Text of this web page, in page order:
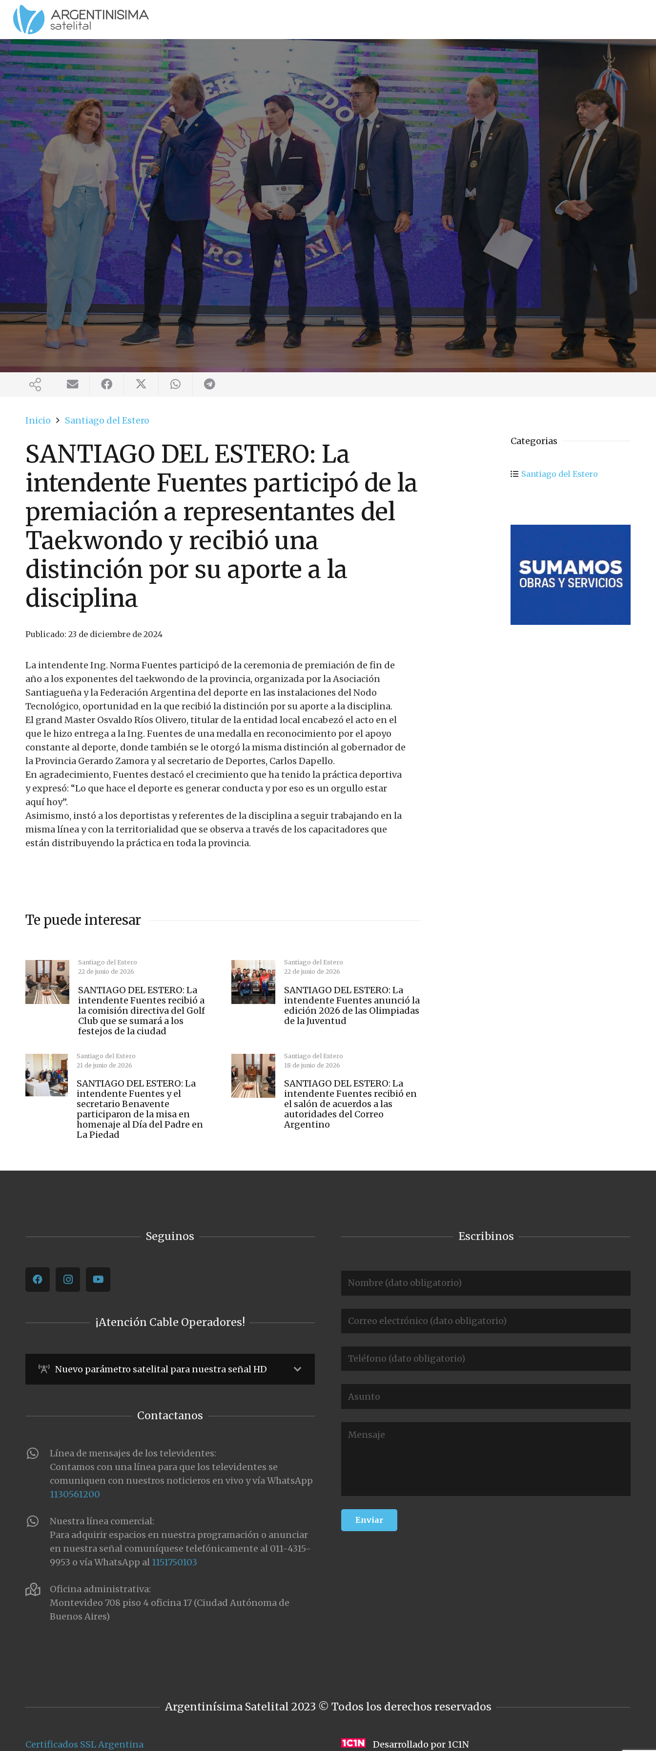
Inicio Santiago del Estero
SANTIAGO DEL ESTERO: La
intendente Fuentes participó de la
premiación a representantes del
Taekwondo y recibió una
distinción por su aporte a la
disciplina
Publicado: 23 de diciembre de 2024
La intendente Ing. Norma Fuentes participó de la ceremonia de premiación de fin de
año a los exponentes del taekwondo de la provincia, organizada por la Asociación
Santiagueña y la Federación Argentina del deporte en las instalaciones del Nodo
Tecnológico, oportunidad en la que recibió la distinción por su aporte a la disciplina.
El grand Master Osvaldo Ríos Olivero, titular de la entidad local encabezó el acto en el
que le hizo entrega a la Ing. Fuentes de una medalla en reconocimiento por el apoyo
constante al deporte, donde también se le otorgó la misma distinción al gobernador de
la Provincia Gerardo Zamora y al secretario de Deportes, Carlos Dapello.
En agradecimiento, Fuentes destacó el crecimiento que ha tenido la práctica deportiva
y expresó: “Lo que hace el deporte es generar conducta y por eso es un orgullo estar
aquí hoy”.
Asimismo, instó a los deportistas y referentes de la disciplina a seguir trabajando en la
misma línea y con la territorialidad que se observa a través de los capacitadores que
están distribuyendo la práctica en toda la provincia.
Te puede interesar
Santiago del Estero
22 de junio de 2026
SANTIAGO DEL ESTERO: La
intendente Fuentes recibió a
la comisión directiva del Golf
Club que se sumará a los
festejos de la ciudad
Santiago del Estero
22 de junio de 2026
SANTIAGO DEL ESTERO: La
intendente Fuentes anunció la
edición 2026 de las Olimpiadas
de la Juventud
Santiago del Estero
21 de junio de 2026
SANTIAGO DEL ESTERO: La
intendente Fuentes y el
secretario Benavente
participaron de la misa en
homenaje al Día del Padre en
La Piedad
Santiago del Estero
18 de junio de 2026
SANTIAGO DEL ESTERO: La
intendente Fuentes recibió en
el salón de acuerdos a las
autoridades del Correo
Argentino
Categorias
Santiago del Estero
Seguinos
¡Atención Cable Operadores!
Nuevo parámetro satelital para nuestra señal HD
Contactanos
Línea de mensajes de los televidentes:
Contamos con una línea para que los televidentes se
comuniquen con nuestros noticieros en vivo y vía WhatsApp
1130561200
Nuestra línea comercial:
Para adquirir espacios en nuestra programación o anunciar
en nuestra señal comuníquese telefónicamente al 011-4315-
9953 o vía WhatsApp al 1151750103
Oficina administrativa:
Montevideo 708 piso 4 oficina 17 (Ciudad Autónoma de
Buenos Aires)
Escribinos
Argentinísima Satelital 2023 © Todos los derechos reservados
Certificados SSL Argentina Desarrollado por 1C1N